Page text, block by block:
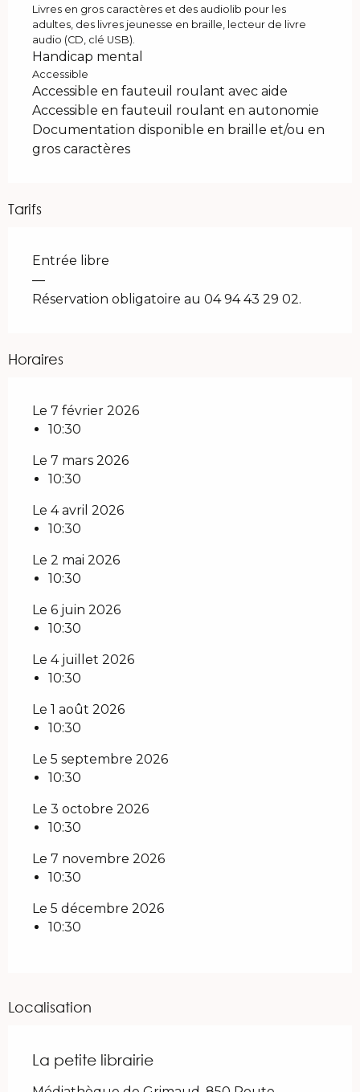
Livres en gros caractères et des audiolib pour les
adultes, des livres jeunesse en braille, lecteur de livre
audio (CD, clé USB).
Handicap mental
Accessible
Accessible en fauteuil roulant avec aide
Accessible en fauteuil roulant en autonomie
Documentation disponible en braille et/ou en
gros caractères
Tarifs
Entrée libre
—
Réservation obligatoire au 04 94 43 29 02.
Horaires
Le 7 février 2026
10:30
Le 7 mars 2026
10:30
Le 4 avril 2026
10:30
Le 2 mai 2026
10:30
Le 6 juin 2026
10:30
Le 4 juillet 2026
10:30
Le 1 août 2026
10:30
Le 5 septembre 2026
10:30
Le 3 octobre 2026
10:30
Le 7 novembre 2026
10:30
Le 5 décembre 2026
10:30
Localisation
La petite librairie